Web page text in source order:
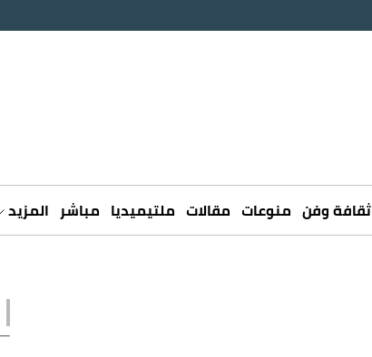
ثقافة وفن منوعات مقالات ملتيميديا مباشر المزيد